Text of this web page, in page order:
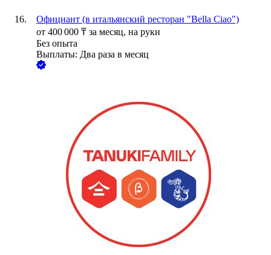
Официант (в итальянский ресторан "Bella Ciao")
от 400 000 ₸ за месяц, на руки
Без опыта
Выплаты: Два раза в месяц